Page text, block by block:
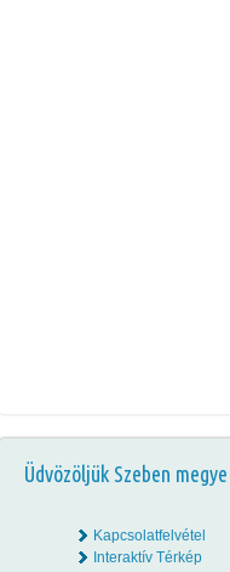
Üdvözöljük Szeben
Kapcsolatfelvétel
Interaktív Térkép